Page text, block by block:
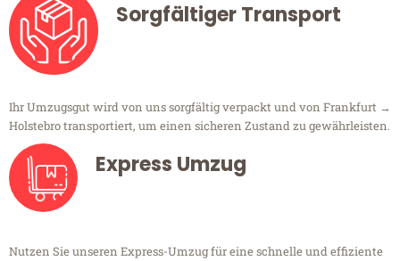
Sorgfältiger Transport
Ihr Umzugsgut wird von uns sorgfältig verpackt und von Frankfurt →
Holstebro transportiert, um einen sicheren Zustand zu gewährleisten.
Express Umzug
Nutzen Sie unseren Express-Umzug für eine schnelle und effiziente